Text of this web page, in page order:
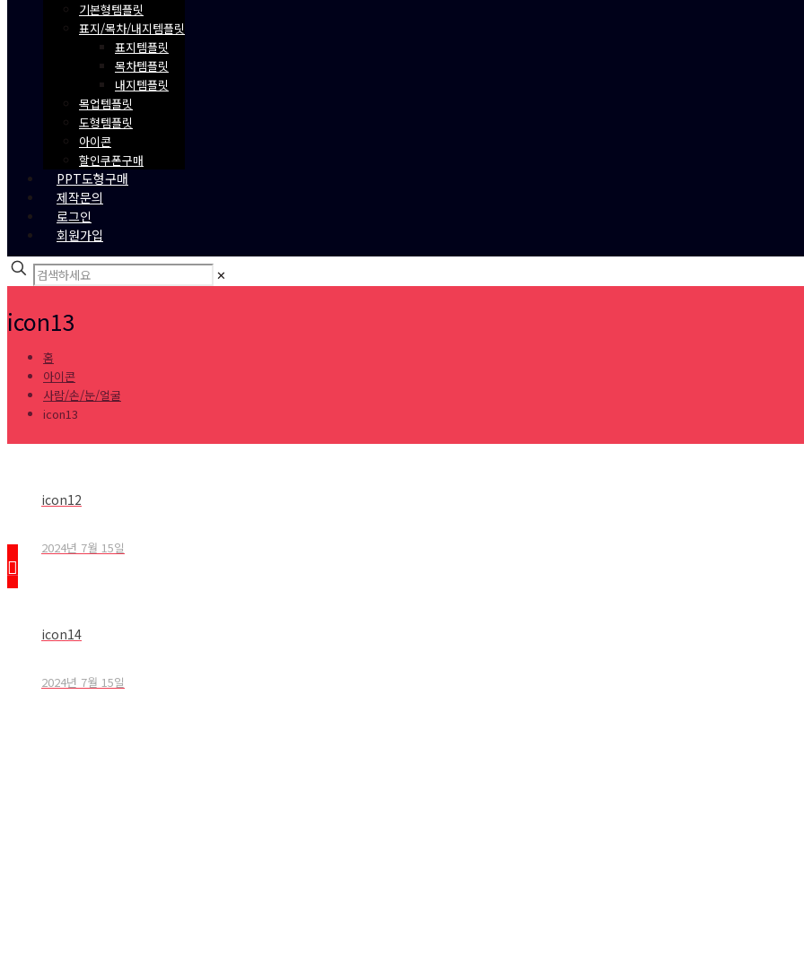
기본형템플릿
표지/목차/내지템플릿
표지템플릿
목차템플릿
내지템플릿
목업템플릿
도형템플릿
아이콘
할인쿠폰구매
PPT도형구매
제작문의
로그인
회원가입
✕
icon13
홈
아이콘
사람/손/눈/얼굴
icon13
icon12
2024년 7월 15일
icon14
2024년 7월 15일